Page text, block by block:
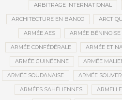
ARBITRAGE INTERNATIONAL
ARCHITECTURE EN BANCO
ARMÉE AES ARMÉE BÉNINOISE
ARMÉE CONFÉDÉRALE ARMÉE ET
ARMÉE GUINÉENNE ARMÉE
ARMÉE SOUDANAISE ARMÉE
ARMÉES SAHÉLIENNES